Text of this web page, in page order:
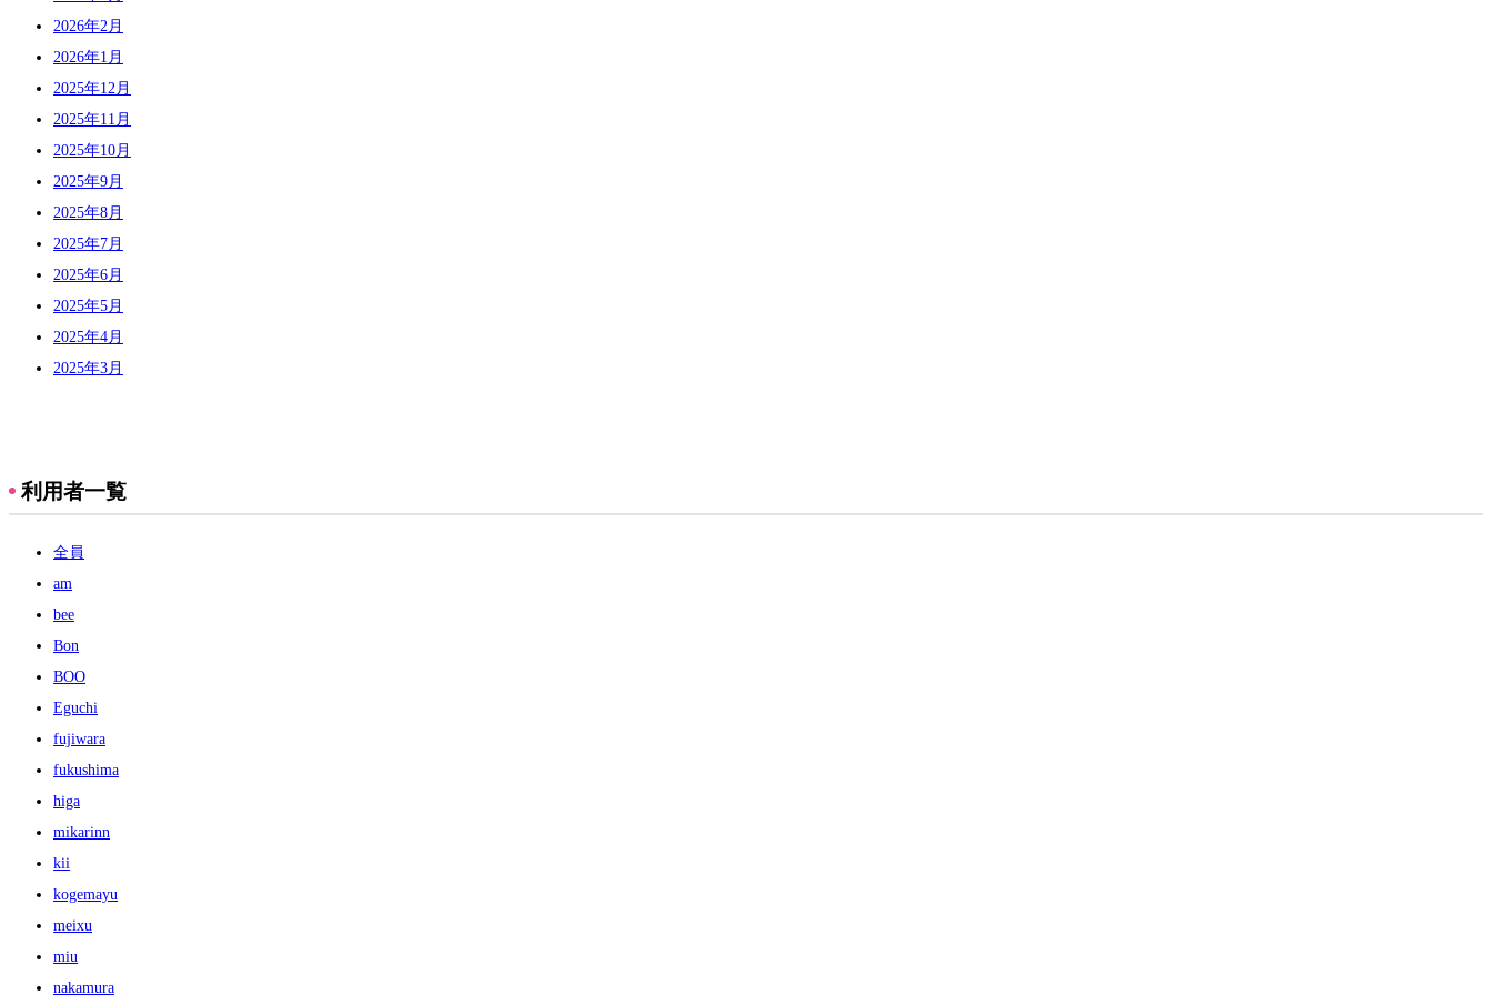
2026年2月
2026年1月
2025年12月
2025年11月
2025年10月
2025年9月
2025年8月
2025年7月
2025年6月
2025年5月
2025年4月
2025年3月
利用者一覧
全員
am
bee
Bon
BOO
Eguchi
fujiwara
fukushima
higa
mikarinn
kii
kogemayu
meixu
miu
nakamura